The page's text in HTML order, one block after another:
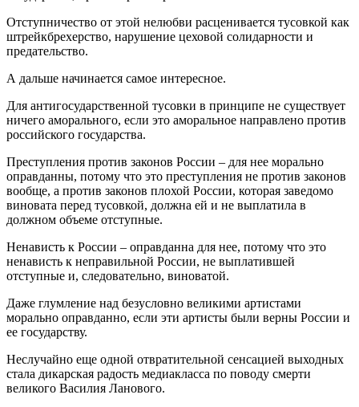
Отступничество от этой нелюбви расценивается тусовкой как
штрейкбрехерство, нарушение цеховой солидарности и
предательство.
А дальше начинается самое интересное.
Для антигосударственной тусовки в принципе не существует
ничего аморального, если это аморальное направлено против
российского государства.
Преступления против законов России – для нее морально
оправданны, потому что это преступления не против законов
вообще, а против законов плохой России, которая заведомо
виновата перед тусовкой, должна ей и не выплатила в
должном объеме отступные.
Ненависть к России – оправданна для нее, потому что это
ненависть к неправильной России, не выплатившей
отступные и, следовательно, виноватой.
Даже глумление над безусловно великими артистами
морально оправданно, если эти артисты были верны России и
ее государству.
Неслучайно еще одной отвратительной сенсацией выходных
стала дикарская радость медиакласса по поводу смерти
великого Василия Ланового.